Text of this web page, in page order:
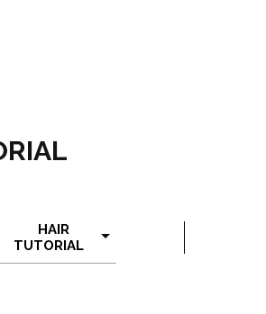
HAIR
TUTORIAL